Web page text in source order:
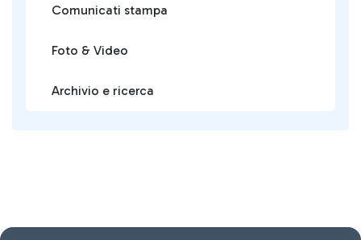
Comunicati stampa
Foto & Video
Archivio e ricerca